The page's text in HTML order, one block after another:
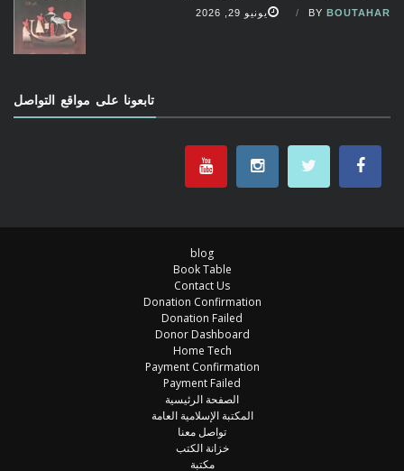
BY BOUTAHAR يونيو 29, 2026
تابعونا على مواقع التواصل
blog
Book Table
Contact Us
Donation Confirmation
Donation Failed
Donor Dashboard
Home Tech
Payment Confirmation
Payment Failed
الصفحة الرئيسية
المكتبة الإسلامية العامة
تواصل معنا
خزانة الكتب
مكتبة